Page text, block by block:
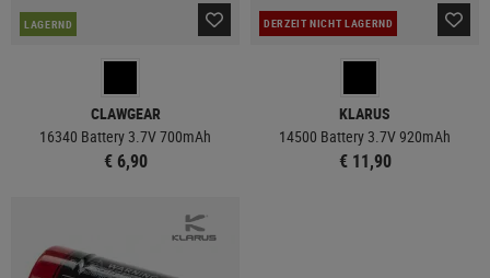
LAGERND
CLAWGEAR
16340 Battery 3.7V 700mAh
€ 6,90
DERZEIT NICHT LAGERND
KLARUS
14500 Battery 3.7V 920mAh
€ 11,90